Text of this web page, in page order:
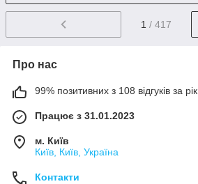
1 / 417
Про нас
99% позитивних з 108 відгуків за рік
Працює з 31.01.2023
м. Київ
Київ, Київ, Україна
Контакти